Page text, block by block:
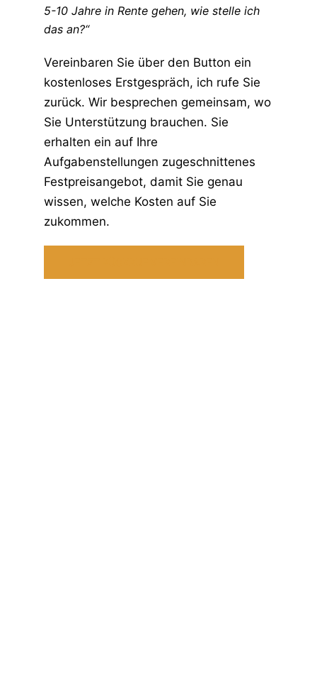
5-10 Jahre in Rente gehen, wie stelle ich
das an?“
Vereinbaren Sie über den Button ein
kostenloses Erstgespräch, ich rufe Sie
zurück. Wir besprechen gemeinsam, wo
Sie Unterstützung brauchen. Sie
erhalten ein auf Ihre
Aufgabenstellungen zugeschnittenes
Festpreisangebot, damit Sie genau
wissen, welche Kosten auf Sie
zukommen.